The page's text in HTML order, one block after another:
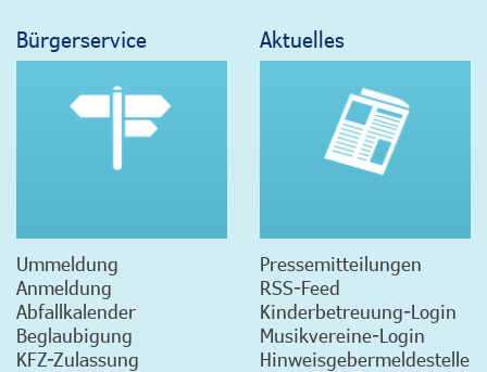
Bürgerservice
Ummeldung
Anmeldung
Abfallkalender
Beglaubigung
KFZ-Zulassung
Aktuelles
Pressemitteilungen
RSS-Feed
Kinderbetreuung-Login
Musikvereine-Login
Hinweisgebermeldestelle